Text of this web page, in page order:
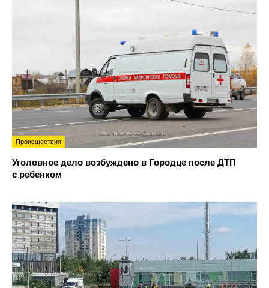
Происшествия
Уголовное дело возбуждено в Городце после ДТП
с ребенком